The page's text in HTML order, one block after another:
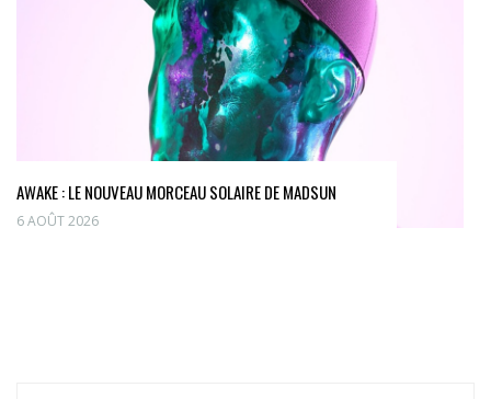
AWAKE : LE NOUVEAU MORCEAU SOLAIRE DE MADSUN
6 AOÛT 2026